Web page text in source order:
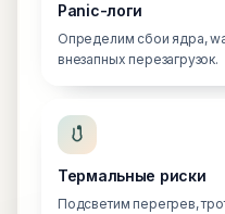
Panic-логи
Определим сбои ядра,
внезапных перезагрузок.
Термальные риски
Подсветим перегрев,